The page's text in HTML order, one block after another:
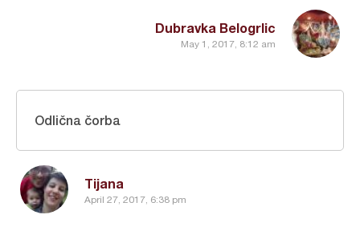
Dubravka Belogrlic
May 1, 2017, 8:12 am
Tijana
April 27, 2017, 6:38 pm
Odlična čorba